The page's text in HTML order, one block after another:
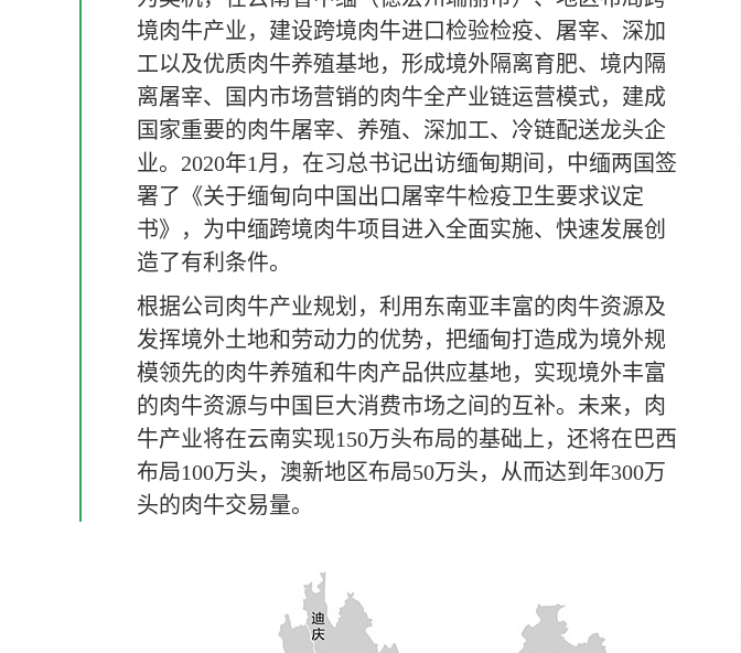
境肉牛产业，建设跨境肉牛进口检验检疫、屠宰、深加
工以及优质肉牛养殖基地，形成境外隔离育肥、境内隔
离屠宰、国内市场营销的肉牛全产业链运营模式，建成
国家重要的肉牛屠宰、养殖、深加工、冷链配送龙头企
业。2020年1月，在习总书记出访缅甸期间，中缅两国签
署了《关于缅甸向中国出口屠宰牛检疫卫生要求议定
书》，为中缅跨境肉牛项目进入全面实施、快速发展创
造了有利条件。
根据公司肉牛产业规划，利用东南亚丰富的肉牛资源及
发挥境外土地和劳动力的优势，把缅甸打造成为境外规
模领先的肉牛养殖和牛肉产品供应基地，实现境外丰富
的肉牛资源与中国巨大消费市场之间的互补。未来，肉
牛产业将在云南实现150万头布局的基础上，还将在巴西
布局100万头，澳新地区布局50万头，从而达到年300万
头的肉牛交易量。